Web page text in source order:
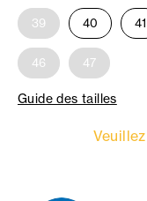
39 40 41
46 47
Guide des tailles